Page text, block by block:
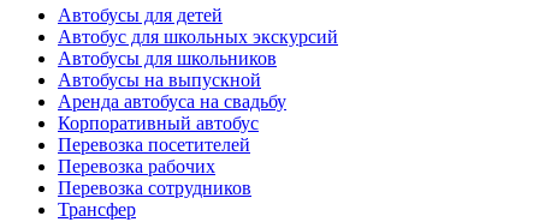
Автобусы для детей
Автобус для школьных экскурсий
Автобусы для школьников
Автобусы на выпускной
Аренда автобуса на свадьбу
Корпоративный автобус
Перевозка посетителей
Перевозка рабочих
Перевозка сотрудников
Трансфер